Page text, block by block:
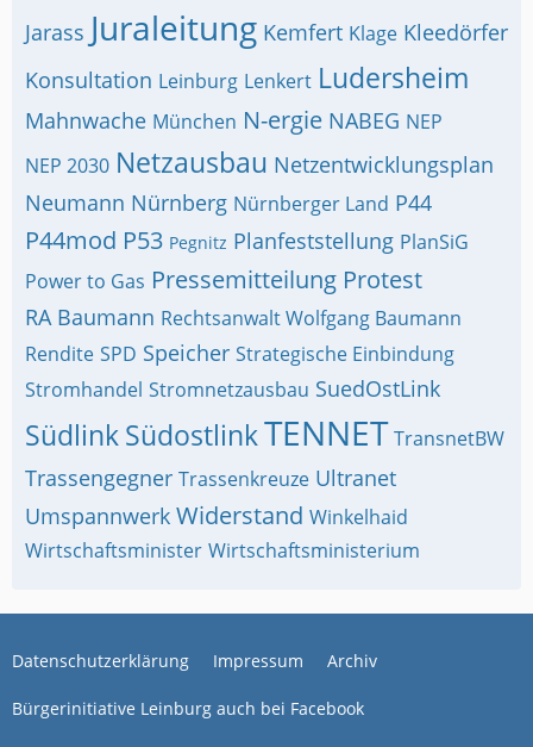
Jarass Juraleitung Kemfert Klage Kleedörfer
Konsultation Leinburg Lenkert Ludersheim
Mahnwache München N-ergie NABEG NEP
NEP 2030 Netzausbau Netzentwicklungsplan
Neumann Nürnberg Nürnberger Land P44
P44mod P53 Pegnitz Planfeststellung PlanSiG
Power to Gas Pressemitteilung Protest
RA Baumann Rechtsanwalt Wolfgang Baumann
Rendite SPD Speicher Strategische Einbindung
Stromhandel Stromnetzausbau SuedOstLink
SüdlinkSüdostlinkTENNET TransnetBW
Trassengegner Trassenkreuze Ultranet
Umspannwerk Widerstand Winkelhaid
Wirtschaftsminister Wirtschaftsministerium
Datenschutzerklärung Impressum Archiv
Bürgerinitiative Leinburg auch bei Facebook